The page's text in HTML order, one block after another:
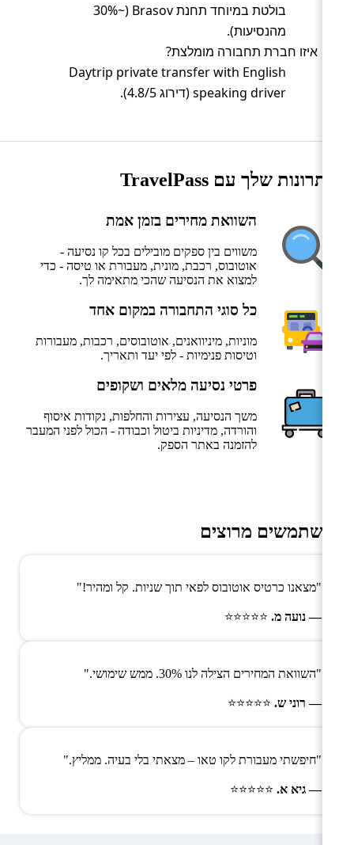
בולטת במיוחד תחנת Brasov (~30%
מהנסיעות).
איזו חברת תחבורה מומלצת?
Daytrip private transfer with English
speaking driver (דירוג 4.8/5).
היתרונות שלך עם TravelPass
השוואת מחירים בזמן אמת
משווים בין ספקים מובילים בכל קו נסיעה -
אוטובוס, רכבת, מונית, מעבורת או טיסה - כדי
למצוא את הנסיעה שהכי מתאימה לך.
כל סוגי התחבורה במקום אחד
מוניות, מיניוואנים, אוטובוסים, רכבות, מעבורות
וטיסות פנימיות - לפי יעד ותאריך.
פרטי נסיעה מלאים ושקופים
משך הנסיעה, עצירות והחלפות, נקודות איסוף
והורדה, מדיניות ביטול וכבודה - הכול לפני המעבר
להזמנה באתר הספק.
משתמשים מרוצים
"מצאנו כרטיס אוטובוס לפאי תוך שניות. קל ומהיר!"
— נועה מ. ⭐⭐⭐⭐⭐
"השוואת המחירים הצילה לנו 30%. ממש שימושי."
— רוני ש. ⭐⭐⭐⭐⭐
"חיפשתי מעבורת לקו טאו – מצאתי בלי בעיה. ממליץ."
— גיא א. ⭐⭐⭐⭐⭐